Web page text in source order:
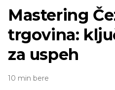
Mastering
trgovina:
za uspeh
10 min bere